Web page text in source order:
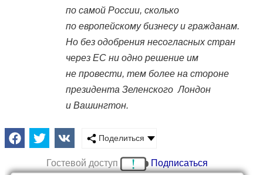
по самой России, сколько
по европейскому бизнесу и гражданам.
Но без одобрения несогласных стран
через ЕС ни одно решение им
не провести, тем более на стороне
президента Зеленского Лондон
и Вашингтон.
Поделиться
Гостевой доступ Подписаться